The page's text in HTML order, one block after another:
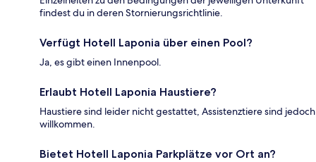
findest du in deren Stornierungsrichtlinie.
Verfügt Hotell Laponia über einen Pool?
Ja, es gibt einen Innenpool.
Erlaubt Hotell Laponia Haustiere?
Haustiere sind leider nicht gestattet, Assistenztiere sind jedoch
willkommen.
Bietet Hotell Laponia Parkplätze vor Ort an?